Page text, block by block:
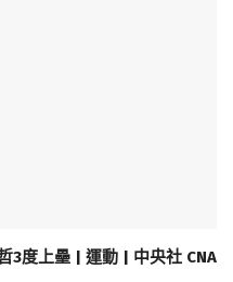
度上壘 | 運動 | 中央社 CNA